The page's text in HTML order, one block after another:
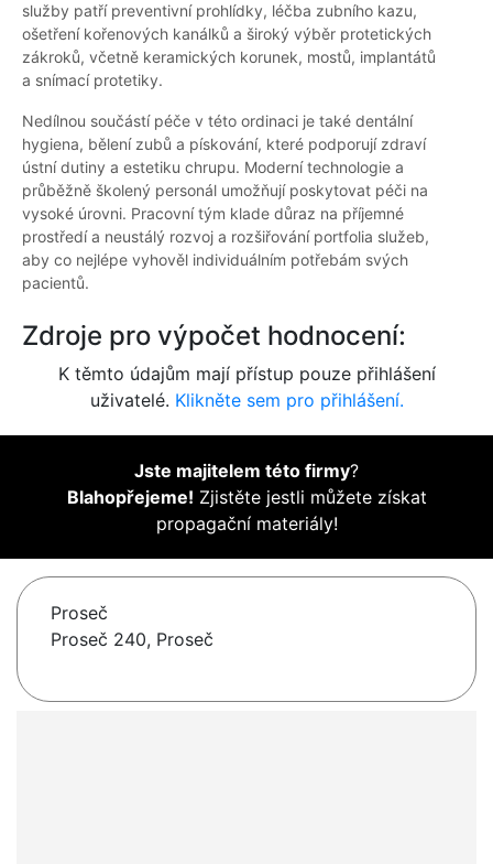
služby patří preventivní prohlídky, léčba zubního kazu,
ošetření kořenových kanálků a široký výběr protetických
zákroků, včetně keramických korunek, mostů, implantátů
a snímací protetiky.
Nedílnou součástí péče v této ordinaci je také dentální
hygiena, bělení zubů a pískování, které podporují zdraví
ústní dutiny a estetiku chrupu. Moderní technologie a
průběžně školený personál umožňují poskytovat péči na
vysoké úrovni. Pracovní tým klade důraz na příjemné
prostředí a neustálý rozvoj a rozšiřování portfolia služeb,
aby co nejlépe vyhověl individuálním potřebám svých
pacientů.
Zdroje pro výpočet hodnocení:
K těmto údajům mají přístup pouze přihlášení
uživatelé. Klikněte sem pro přihlášení.
Jste majitelem této firmy?
Blahopřejeme! Zjistěte jestli můžete získat
propagační materiály!
Proseč
Proseč 240, Proseč